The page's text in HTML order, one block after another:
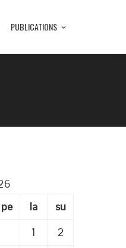
PUBLICATIONS
pe la
su
1
2